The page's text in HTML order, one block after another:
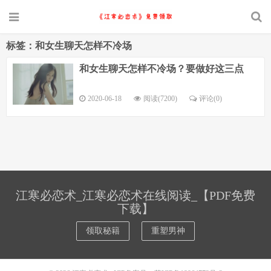
标签：和女生聊天怎样不冷场
和女生聊天怎样不冷场？要做好这三点
2020-06-18 阅读(7200) 评论(0)
江寒必恋术_江寒必恋术在线阅读_【PDF免费
下载】
领取秘籍 重塑男神